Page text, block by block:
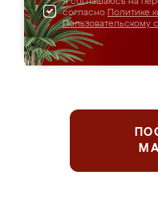
согласно Политике
Пользовательскому